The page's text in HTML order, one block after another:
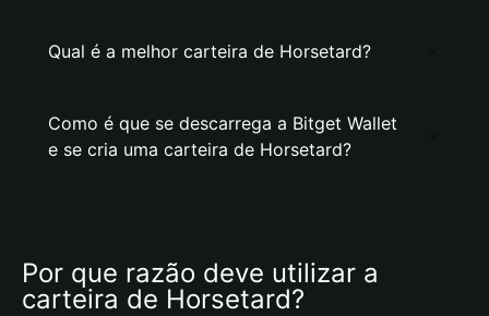
Qual é a melhor carteira de Horsetard?
Como é que se descarrega a Bitget Wallet
e se cria uma carteira de Horsetard?
Por que razão deve utilizar a
carteira de Horsetard?